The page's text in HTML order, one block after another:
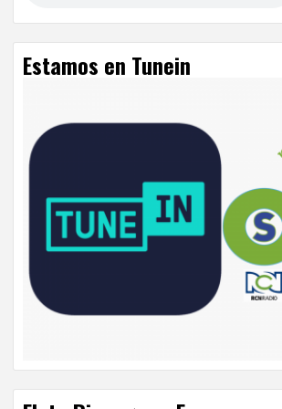
Estamos en Tunein